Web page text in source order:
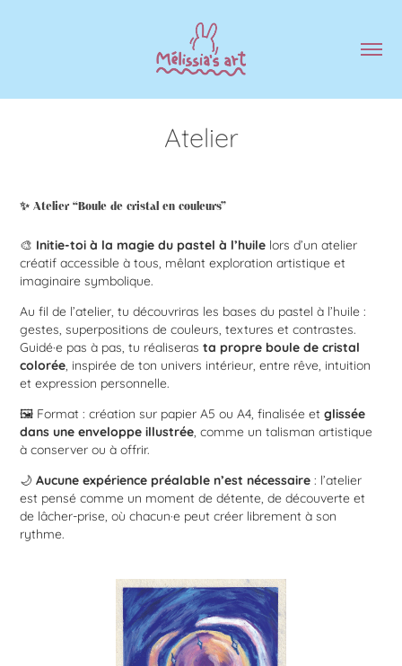
Atelier
✨ Atelier “Boule de cristal en couleurs”
🎨 Initie-toi à la magie du pastel à l’huile lors d’un atelier
créatif accessible à tous, mêlant exploration artistique et
imaginaire symbolique.
Au fil de l’atelier, tu découvriras les bases du pastel à l’huile :
gestes, superpositions de couleurs, textures et contrastes.
Guidé·e pas à pas, tu réaliserasta propre boule de cristal
colorée , inspirée de ton univers intérieur, entre rêve, intuition
et expression personnelle.
🖼️ Format : création sur papier A5 ou A4, finalisée etglissée
dans une enveloppe illustrée , comme un talisman artistique
à conserver ou à offrir.
🌙Aucune expérience préalable n’est nécessaire: l’atelier
est pensé comme un moment de détente, de découverte et
de lâcher-prise, où chacun·e peut créer librement à son
rythme.